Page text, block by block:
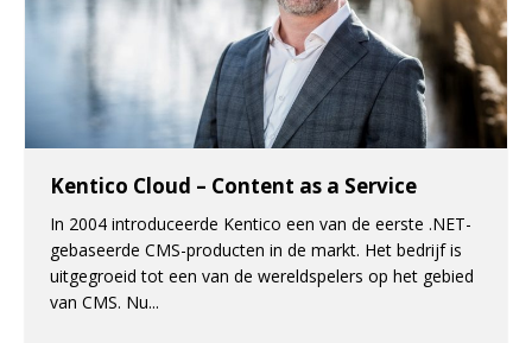
Kentico Cloud – Content as a Service
In 2004 introduceerde Kentico een van de eerste .NET-
gebaseerde CMS-producten in de markt. Het bedrijf is
uitgegroeid tot een van de wereldspelers op het gebied
van CMS. Nu...